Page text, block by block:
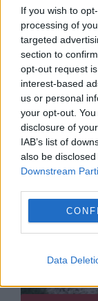
If you wish to
processing of
targeted
section to
opt-out request
interest-based
us or personal
your opt-out.
disclosure of
IAB’s list of
also be
Downstream
Data